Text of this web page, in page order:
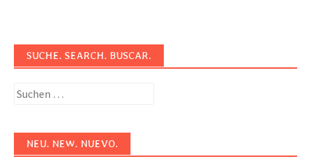
SUCHE. SEARCH. BUSCAR.
Suchen
NEU. NEW. NUEVO.